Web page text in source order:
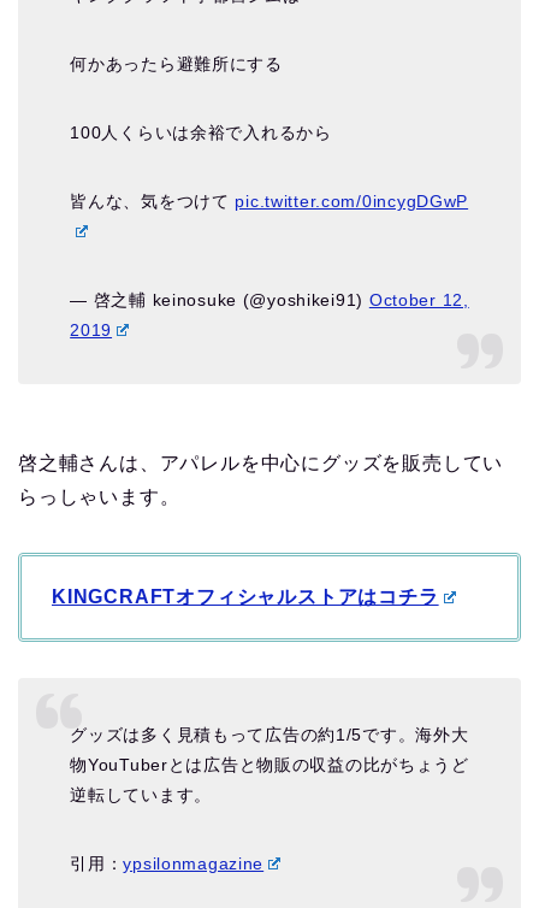
何かあったら避難所にする
100人くらいは余裕で入れるから
皆んな、気をつけて pic.twitter.com/0incygDGwP
— 啓之輔 keinosuke (@yoshikei91) October 12,
2019
啓之輔さんは、アパレルを中心にグッズを販売してい
らっしゃいます。
KINGCRAFTオフィシャルストアはコチラ
グッズは多く見積もって広告の約1/5です。海外大
物YouTuberとは広告と物販の収益の比がちょうど
逆転しています。
引用：ypsilonmagazine